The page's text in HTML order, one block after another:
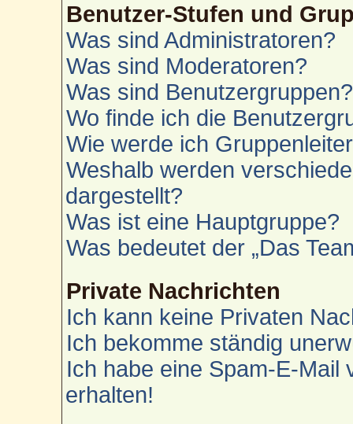
Benutzer-Stufen und
Was sind Administratoren?
Was sind Moderatoren?
Was sind Benutzergruppen?
Wo finde ich die
Wie werde ich
Weshalb werden
dargestellt?
Was ist eine Hauptgruppe?
Was bedeutet der „Das
Private Nachrichten
Ich kann keine Privaten
Ich bekomme ständig
Ich habe eine Spam-E-Mail
erhalten!